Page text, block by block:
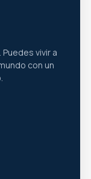
vivir a
con un